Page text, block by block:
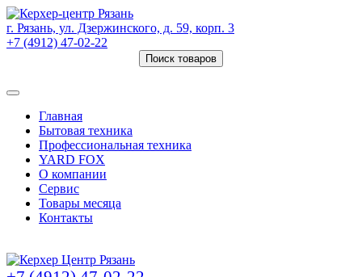
г. Рязань, ул. Дзержинского, д. 59, корп. 3
+7 (4912) 47-02-22
Поиск товаров
Главная
Бытовая техника
Профессиональная техника
YARD FOX
О компании
Сервис
Товары месяца
Контакты